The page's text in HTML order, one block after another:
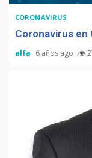
CORONAVIRUS
Coronavirus en
alfa 6 años ago